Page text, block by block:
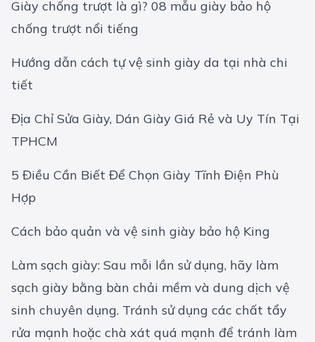
Giày chống trượt là gì? 08 mẫu giày bảo hộ
chống trượt nổi tiếng
Hướng dẫn cách tự vệ sinh giày da tại nhà chi
tiết
Địa Chỉ Sửa Giày, Dán Giày Giá Rẻ và Uy Tín Tại
TPHCM
5 Điều Cần Biết Để Chọn Giày Tĩnh Điện Phù
Hợp
Cách bảo quản và vệ sinh giày bảo hộ King
Làm sạch giày: Sau mỗi lần sử dụng, hãy làm
sạch giày bằng bàn chải mềm và dung dịch vệ
sinh chuyên dụng. Tránh sử dụng các chất tẩy
rửa mạnh hoặc chà xát quá mạnh để tránh làm